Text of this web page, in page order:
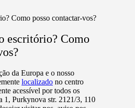
Como posso contactar-vos?
escritório? Como
da Europa e o nosso
localizado no centro
acessível por todos os
1, Purkynova str. 2121/3, 110